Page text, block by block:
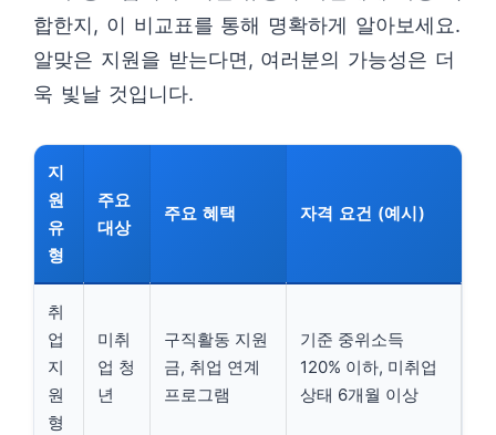
합한지, 이 비교표를 통해 명확하게 알아보세요.
알맞은 지원을 받는다면, 여러분의 가능성은 더
욱 빛날 것입니다.
지
원
유
형
주요
대상
주요 혜택 자격 요건 (예시)
취
업
지
원
형
미취
업 청
년
구직활동 지원
금, 취업 연계
프로그램
기준 중위소득
120% 이하, 미취업
상태 6개월 이상